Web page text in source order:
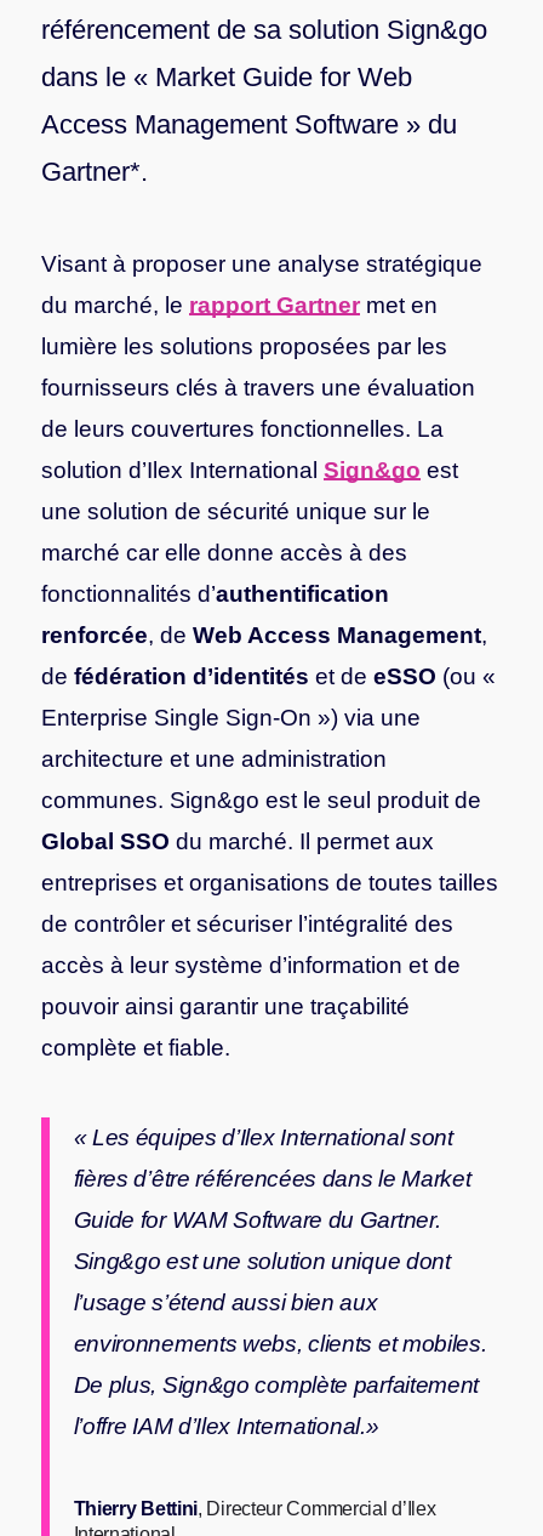
référencement de sa solution Sign&go
dans le « Market Guide for Web
Access Management Software » du
Gartner*.
Visant à proposer une analyse stratégique
du marché, le rapport Gartnermet en
lumière les solutions proposées par les
fournisseurs clés à travers une évaluation
de leurs couvertures fonctionnelles. La
solution d’Ilex International Sign&go est
une solution de sécurité unique sur le
marché car elle donne accès à des
fonctionnalités d’authentification
renforcée, de Web Access Management,
de fédération d’identités et de eSSO (ou «
Enterprise Single Sign-On ») via une
architecture et une administration
communes. Sign&go est le seul produit de
Global SSO du marché. Il permet aux
entreprises et organisations de toutes tailles
de contrôler et sécuriser l’intégralité des
accès à leur système d’information et de
pouvoir ainsi garantir une traçabilité
complète et fiable.
« Les équipes d’Ilex International sont
fières d’être référencées dans le Market
Guide for WAM Software du Gartner.
Sing&go est une solution unique dont
l’usage s’étend aussi bien aux
environnements webs, clients et mobiles.
De plus, Sign&go complète parfaitement
l’offre IAM d’Ilex International.»
Thierry Bettini, Directeur Commercial d’Ilex